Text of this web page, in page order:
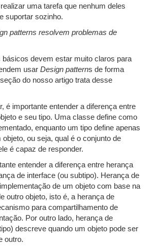
uma tarefa que nenhum deles
suportar sozinho.
patterns resolvem problemas de
básicos devem estar muito claros para
usar Design patterns de forma
do nosso artigo trata desse
é importante entender a diferença entre
e seu tipo. Uma classe define como
enquanto um tipo define apenas
ou seja, qual é o conjunto de
é capaz de responder.
entender a diferença entre herança
de interface (ou subtipo). Herança de
de um objeto com base na
outro objeto, isto é, a herança de
para compartilhamento de
Por outro lado, herança de
descreve quando um objeto pode ser
outro.